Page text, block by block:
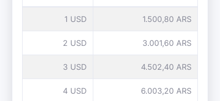
1 USD 1.500,80 ARS
2 USD 3.001,60 ARS
3 USD 4.502,40 ARS
4 USD 6.003,20 ARS